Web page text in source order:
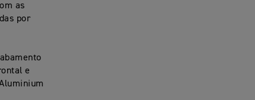
as
por
e